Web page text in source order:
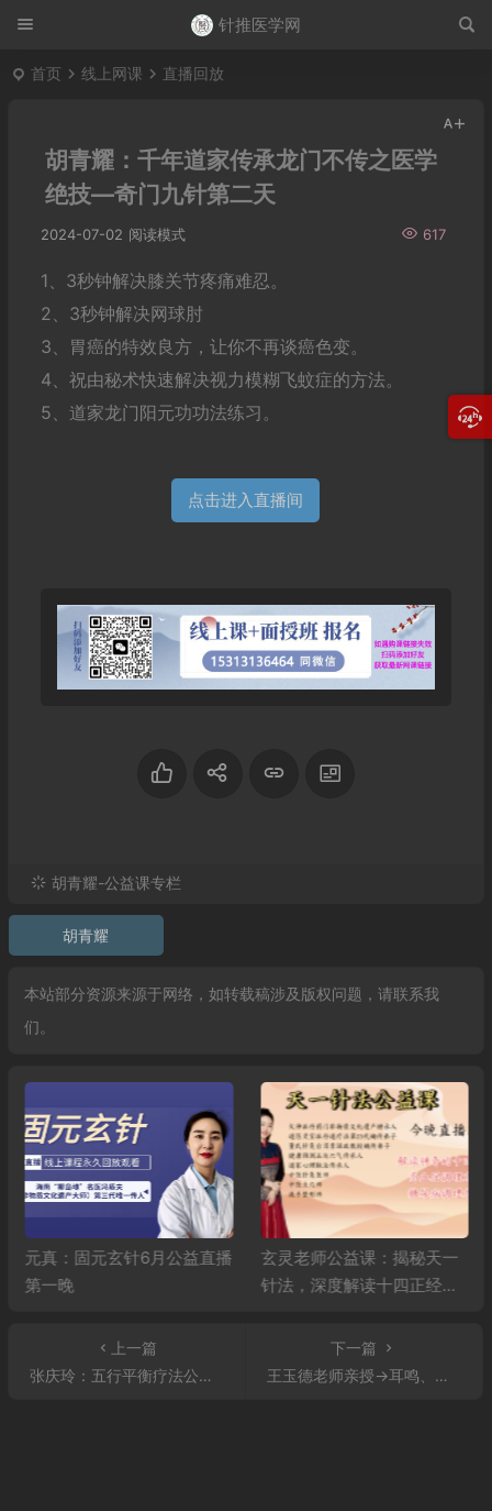
针推医学网
首页 线上网课 直播回放
胡青耀：千年道家传承龙门不传之医学
绝技—奇门九针第二天
2024-07-02 617
阅读模式
1、3秒钟解决膝关节疼痛难忍。
2、3秒钟解决网球肘
3、胃癌的特效良方，让你不再谈癌色变。
4、祝由秘术快速解决视力模糊飞蚊症的方法。
5、道家龙门阳元功功法练习。
点击进入直播间
胡青耀-公益课专栏
胡青耀
本站部分资源来源于网络，如转载稿涉及版权问题，请联系我
们。
元真：固元玄针6月公益直播
第一晚
玄灵老师公益课：揭秘天一
针法，深度解读十四正经，
上一篇
张庆玲：五行平衡疗法公益直播课
下一篇
王玉德老师亲授→耳鸣、手腕疼、偏头痛